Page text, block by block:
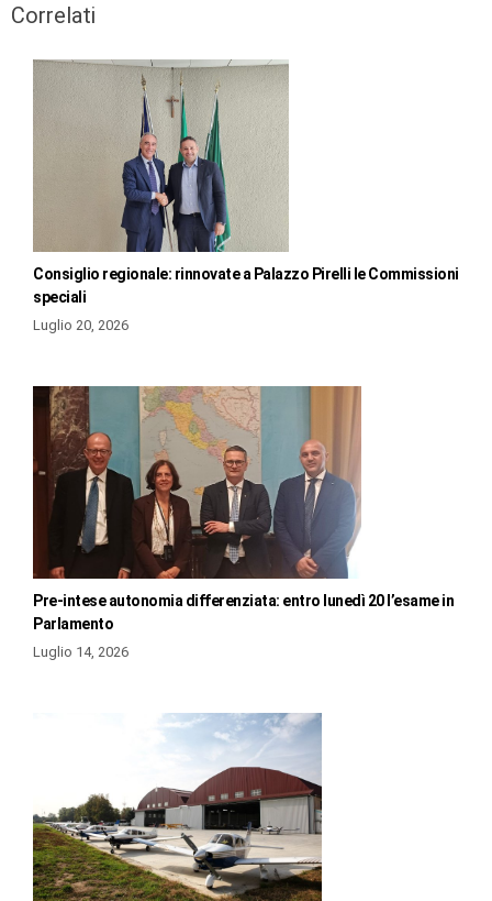
Correlati
Consiglio regionale: rinnovate a Palazzo Pirelli le Commissioni
speciali
Luglio 20, 2026
Pre-intese autonomia differenziata: entro lunedì 20 l’esame in
Parlamento
Luglio 14, 2026